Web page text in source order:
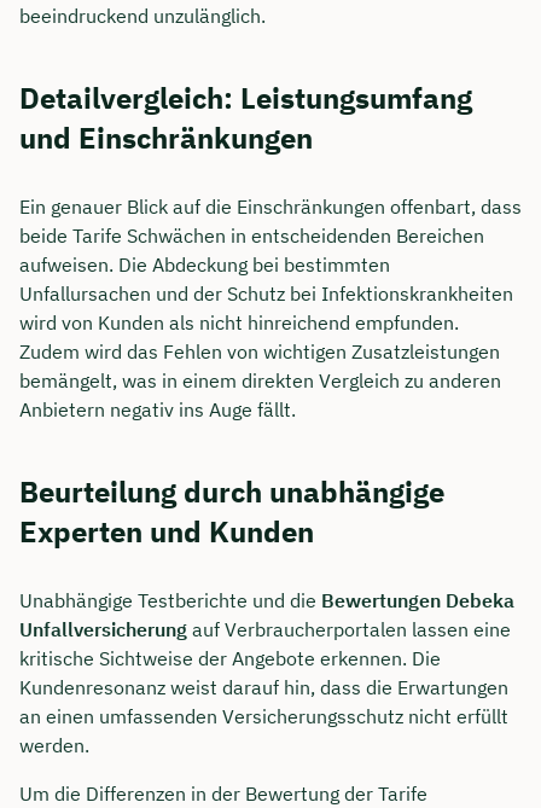
beeindruckend unzulänglich.
Detailvergleich: Leistungsumfang
und Einschränkungen
Ein genauer Blick auf die Einschränkungen offenbart, dass
beide Tarife Schwächen in entscheidenden Bereichen
aufweisen. Die Abdeckung bei bestimmten
Unfallursachen und der Schutz bei Infektionskrankheiten
wird von Kunden als nicht hinreichend empfunden.
Zudem wird das Fehlen von wichtigen Zusatzleistungen
bemängelt, was in einem direkten Vergleich zu anderen
Anbietern negativ ins Auge fällt.
Beurteilung durch unabhängige
Experten und Kunden
Unabhängige Testberichte und die Bewertungen Debeka
Unfallversicherung auf Verbraucherportalen lassen eine
kritische Sichtweise der Angebote erkennen. Die
Kundenresonanz weist darauf hin, dass die Erwartungen
an einen umfassenden Versicherungsschutz nicht erfüllt
werden.
Um die Differenzen in der Bewertung der Tarife